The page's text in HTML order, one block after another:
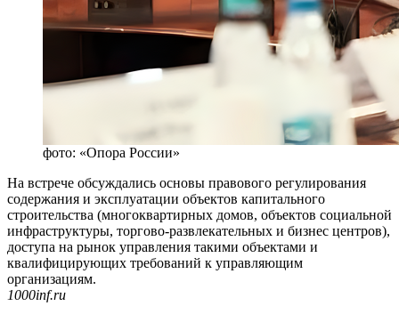
фото: «Опора России»
На встрече обсуждались основы правового регулирования
содержания и эксплуатации объектов капитального
строительства (многоквартирных домов, объектов социальной
инфраструктуры, торгово-развлекательных и бизнес центров),
доступа на рынок управления такими объектами и
квалифицирующих требований к управляющим
организациям.
1000inf.ru